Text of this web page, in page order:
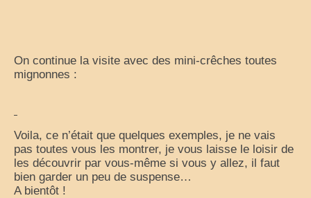
voyages-camping-car
park4night
Aires de services en vue Panoramiques
On continue la visite avec des mini-crêches toutes
mignonnes :
Voila, ce n’était que quelques exemples, je ne vais
pas toutes vous les montrer, je vous laisse le loisir de
les découvrir par vous-même si vous y allez, il faut
bien garder un peu de suspense…
A bientôt !